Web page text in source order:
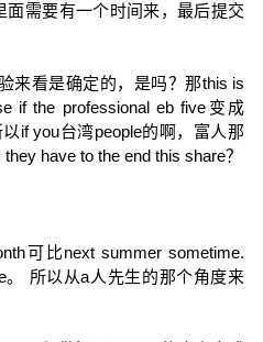
面需要有一个时间来，最后提交
来看是确定的，是吗？那this is
if the professional eb five变成
if you台湾people的啊，富人那
have to the end this share？
可比next summer sometime.
。 所以从a人先生的那个角度来